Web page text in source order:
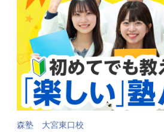
森塾 大宮東口校